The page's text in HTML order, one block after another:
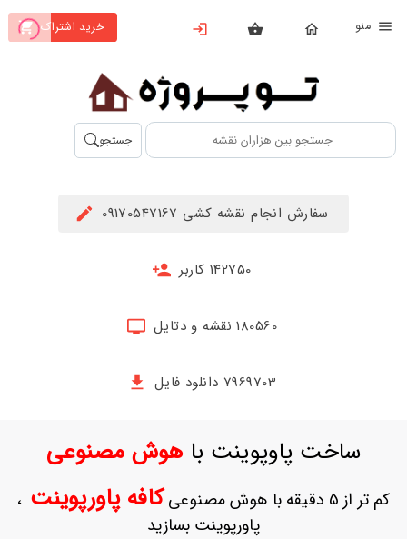
خرید اشتراک
بستن
محصولات
تهیه
اشتراک
حساب
ثبت
جستجو
سفارش انجام نقشه کشی 09170547167
142750 کاربر
180560 نقشه و دتایل
7969703 دانلود فایل
ساخت پاوپوینت باهوش مصنوعی
کم تر از 5 دقیقه با هوش مصنوعی کافه پاورپوینت ،
پاورپوینت بسازید